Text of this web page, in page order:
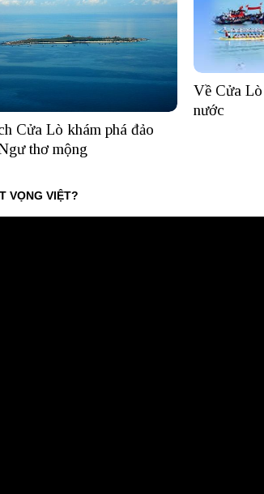
Cửa Lò khám phá đảo
thơ mộng
Về Cửa
nước
VỌNG VIỆT?